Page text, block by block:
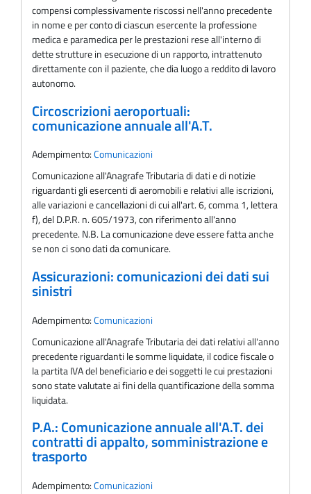
compensi complessivamente riscossi nell'anno precedente
in nome e per conto di ciascun esercente la professione
medica e paramedica per le prestazioni rese all'interno di
dette strutture in esecuzione di un rapporto, intrattenuto
direttamente con il paziente, che dia luogo a reddito di lavoro
autonomo.
Circoscrizioni aeroportuali:
comunicazione annuale all'A.T.
Adempimento:Comunicazioni
Comunicazione all'Anagrafe Tributaria di dati e di notizie
riguardanti gli esercenti di aeromobili e relativi alle iscrizioni,
alle variazioni e cancellazioni di cui all'art. 6, comma 1, lettera
f), del D.P.R. n. 605/1973, con riferimento all'anno
precedente. N.B. La comunicazione deve essere fatta anche
se non ci sono dati da comunicare.
Assicurazioni: comunicazioni dei dati sui
sinistri
Adempimento:Comunicazioni
Comunicazione all'Anagrafe Tributaria dei dati relativi all'anno
precedente riguardanti le somme liquidate, il codice fiscale o
la partita IVA del beneficiario e dei soggetti le cui prestazioni
sono state valutate ai fini della quantificazione della somma
liquidata.
P.A.: Comunicazione annuale all'A.T. dei
contratti di appalto, somministrazione e
trasporto
Adempimento:Comunicazioni